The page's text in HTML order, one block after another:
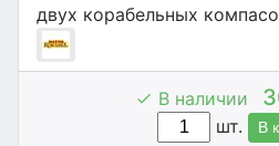
двух корабельных
В наличии
шт.
В